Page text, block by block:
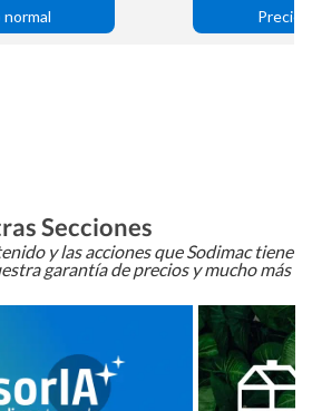
Secciones
y las acciones que Sodimac tiene
garantía de precios y mucho más